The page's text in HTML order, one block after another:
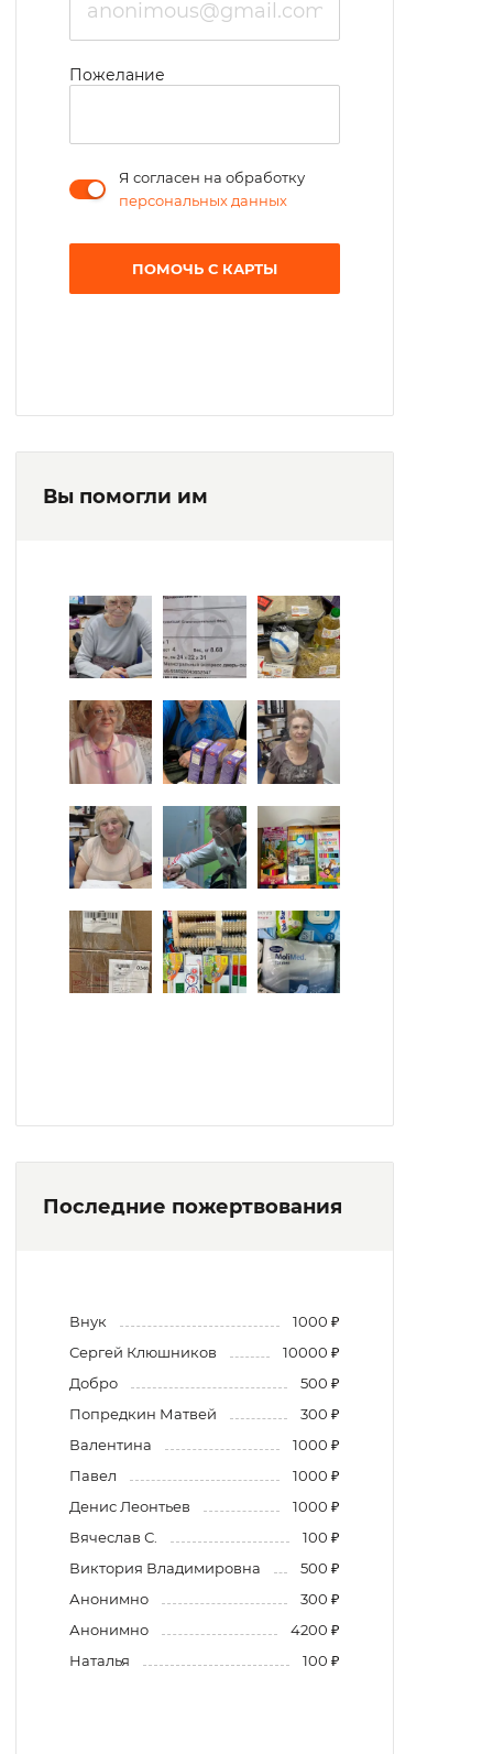
Пожелание
Я согласен на обработку
персональных данных
ПОМОЧЬ С КАРТЫ
Вы помогли им
Последние пожертвования
Внук
1000 ₽
Сергей Клюшников
10000 ₽
Добро
500 ₽
Попредкин Матвей
300 ₽
Валентина
1000 ₽
Павел
1000 ₽
Денис Леонтьев
1000 ₽
Вячеслав С.
100 ₽
Виктория Владимировна
500 ₽
Анонимно
300 ₽
Анонимно
4200 ₽
Наталья
100 ₽